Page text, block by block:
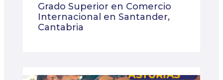
Grado Superior en Comercio
Internacional en Santander,
Cantabria